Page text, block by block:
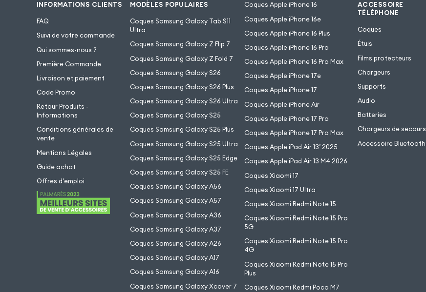
INFORMATIONS CLIENTS
FAQ
Suivi de votre commande
Qui sommes-nous ?
Première Commande
Livraison et paiement
Code Promo
Retour Produits -
Informations
Conditions générales de
vente
Mentions Légales
Guide achat
Offres d'emploi
MODÈLES POPULAIRES
Coques Samsung Galaxy Tab S11
Ultra
Coques Samsung Galaxy Z Flip 7
Coques Samsung Galaxy Z Fold 7
Coques Samsung Galaxy S26
Coques Samsung Galaxy S26 Plus
Coques Samsung Galaxy S26 Ultra
Coques Samsung Galaxy S25
Coques Samsung Galaxy S25 Plus
Coques Samsung Galaxy S25 Ultra
Coques Samsung Galaxy S25 Edge
Coques Samsung Galaxy S25 FE
Coques Samsung Galaxy A56
Coques Samsung Galaxy A57
Coques Samsung Galaxy A36
Coques Samsung Galaxy A37
Coques Samsung Galaxy A26
Coques Samsung Galaxy A17
Coques Samsung Galaxy A16
Coques Samsung Galaxy Xcover 7
Coques Apple iPhone 16
Coques Apple iPhone 16e
Coques Apple iPhone 16 Plus
Coques Apple iPhone 16 Pro
Coques Apple iPhone 16 Pro Max
Coques Apple iPhone 17e
Coques Apple iPhone 17
Coques Apple iPhone Air
Coques Apple iPhone 17 Pro
Coques Apple iPhone 17 Pro Max
Coques Apple iPad Air 13’ 2025
Coques Apple iPad Air 13 M4 2026
Coques Xiaomi 17
Coques Xiaomi 17 Ultra
Coques Xiaomi Redmi Note 15
Coques Xiaomi Redmi Note 15 Pro
5G
Coques Xiaomi Redmi Note 15 Pro
4G
Coques Xiaomi Redmi Note 15 Pro
Plus
Coques Xiaomi Redmi Poco M7
ACCESSOIRE
TÉLÉPHONE
Coques
Étuis
Films protecteurs
Chargeurs
Supports
Audio
Batteries
Chargeurs de secours
Accessoire Bluetooth